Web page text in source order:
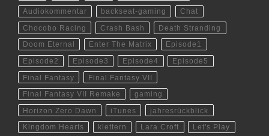
Audiokommentar backseat-gaming Chat
Chocobo Racing Crash Bash Death Stranding
Doom Eternal Enter The Matrix Episode1
Episode2 Episode3 Episode4 Episode5
Final Fantasy Final Fantasy VII
Final Fantasy VII Remake gaming
Horizon Zero Dawn iTunes jahresrückblick
Kingdom Hearts klettern Lara Croft Let's Play